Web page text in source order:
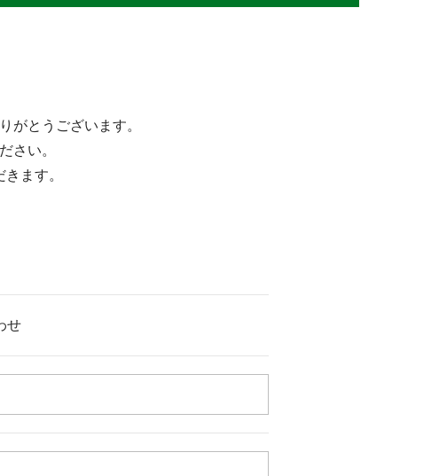
がとうございます。
さい。
ます。
せ